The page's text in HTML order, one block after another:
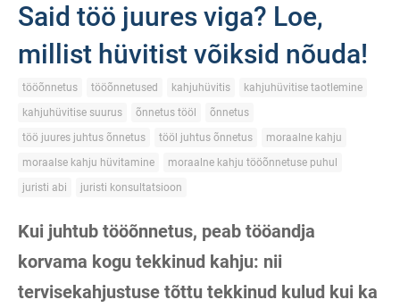
Said töö juures viga? Loe,
millist hüvitist võiksid nõuda!
tööõnnetus tööõnnetused kahjuhüvitis
kahjuhüvitise taotlemine
kahjuhüvitise suurus
õnnetus tööl
õnnetus
töö juures juhtus õnnetus
tööl juhtus õnnetus
moraalne kahju
moraalse kahju hüvitamine
moraalne kahju tööõnnetuse puhul
juristi abi
juristi konsultatsioon
Kui juhtub tööõnnetus, peab tööandja
korvama kogu tekkinud kahju: nii
tervisekahjustuse tõttu tekkinud kulud kui ka